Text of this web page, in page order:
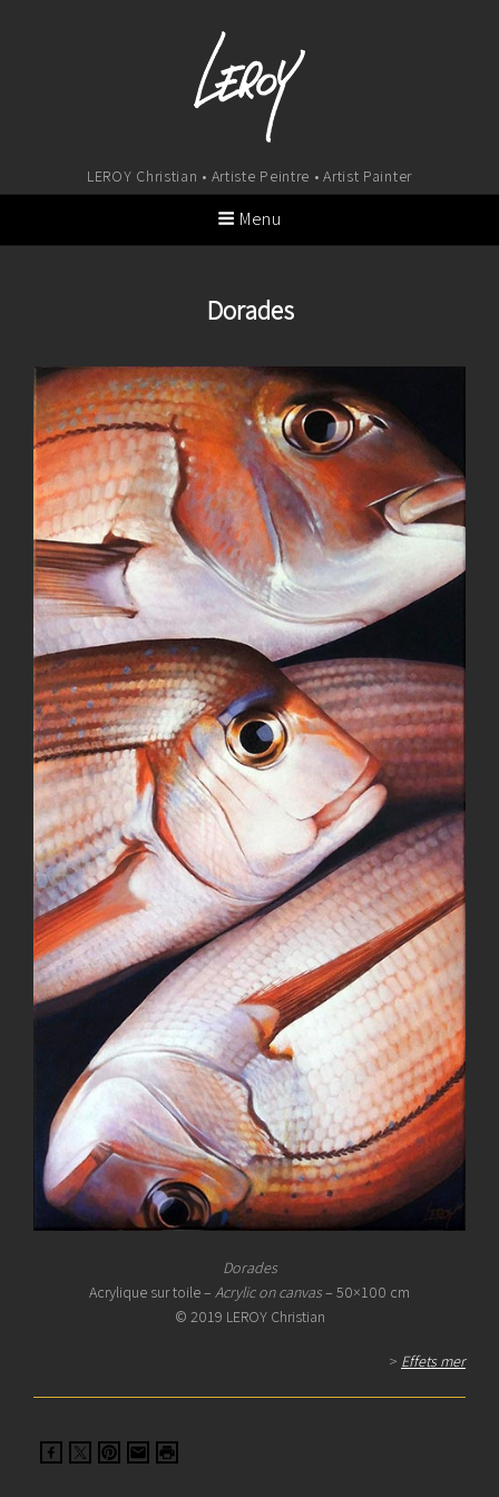
LEROY Christian • Artiste Peintre • Artist Painter
Menu
Dorades
Dorades
Acrylique sur toile – Acrylic on canvas– 50×100 cm
© 2019 LEROY Christian
> Effets mer